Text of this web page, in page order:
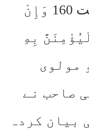
تعلق سورة نساء کی آیت 160 وَإِنْ
بِهِ
مولوی
صاحب نے
بیان کردہ